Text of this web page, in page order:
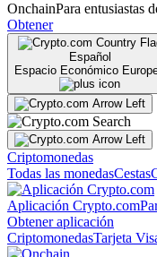
OnchainPara entusiastas
Obtener
Español
Espacio Económico
Criptomonedas
Todas las monedasCestas
Aplicación Crypto.com
Obtener aplicación
CriptomonedasTarjeta